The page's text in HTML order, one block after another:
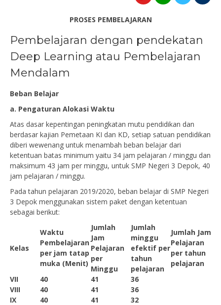
PROSES PEMBELAJARAN
Pembelajaran dengan pendekatan
Deep Learning atau Pembelajaran
Mendalam
Beban Belajar
a. Pengaturan Alokasi Waktu
Atas dasar kepentingan peningkatan mutu pendidikan dan
berdasar kajian Pemetaan KI dan KD, setiap satuan pendidikan
diberi wewenang untuk menambah beban belajar dari
ketentuan batas minimum yaitu 34 jam pelajaran / minggu dan
maksimum 43 jam per minggu, untuk SMP Negeri 3 Depok, 40
jam pelajaran / minggu.
Pada tahun pelajaran 2019/2020, beban belajar di SMP Negeri
3 Depok menggunakan sistem paket dengan ketentuan
sebagai berikut:
Kelas
Waktu
Pembelajaran
per jam tatap
muka (Menit)
Jumlah
Jam
Pelajaran
per
Minggu
Jumlah
minggu
efektif per
tahun
pelajaran
Jumlah Jam
Pelajaran
per tahun
pelajaran
VII
40 41
36
VIII
40 41
36
IX
40 41
32